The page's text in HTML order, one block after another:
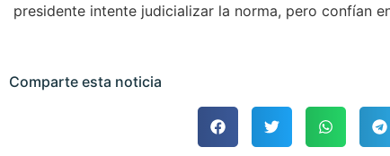
presidente intente judicializar la norma, pero confían
Comparte esta noticia